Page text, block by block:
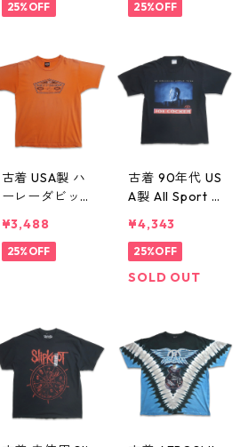
イクル プリン
gd410269n
w60726
25%OFF
イクル プリン
- gd410268n
w60726
25%OFF
古着 USA製 ハ
ーレーダビッド
AVIDSON モー
ターサイクル
266n w60726
¥3,488
25%OFF
古着 90年代 US
A製 All Sport J
ョー・コッカー
バンドTシャツ
バンT プリント
410259n w607
25
¥4,343
25%OFF
SOLD OUT